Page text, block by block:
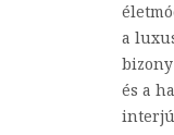
a
és a